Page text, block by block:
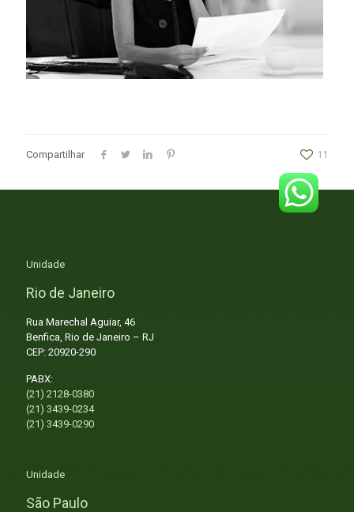
Compartilhar 11
Unidade
Rio de Janeiro
Rua Marechal Aguiar, 46
Benfica, Rio de Janeiro – RJ
CEP: 20920-290
PABX:
(21) 2128-0380
(21) 3439-0234
(21) 3439-0290
Unidade
São Paulo